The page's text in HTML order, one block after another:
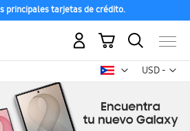
principales tarjetas de crédito.
USD -
dólar
Mi carrito